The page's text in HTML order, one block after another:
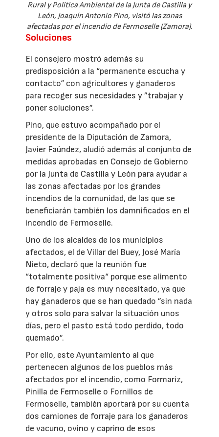
Rural y Política Ambiental de la Junta de Castilla y
León, Joaquín Antonio Pino, visitó las zonas
afectadas por el incendio de Fermoselle (Zamora).
Soluciones
El consejero mostró además su
predisposición a la “permanente escucha y
contacto“ con agricultores y ganaderos
para recoger sus necesidades y ”trabajar y
poner soluciones”.
Pino, que estuvo acompañado por el
presidente de la Diputación de Zamora,
Javier Faúndez, aludió además al conjunto de
medidas aprobadas en Consejo de Gobierno
por la Junta de Castilla y León para ayudar a
las zonas afectadas por los grandes
incendios de la comunidad, de las que se
beneficiarán también los damnificados en el
incendio de Fermoselle.
Uno de los alcaldes de los municipios
afectados, el de Villar del Buey, José María
Nieto, declaró que la reunión fue
“totalmente positiva“ porque ese alimento
de forraje y paja es muy necesitado, ya que
hay ganaderos que se han quedado ”sin nada
y otros solo para salvar la situación unos
días, pero el pasto está todo perdido, todo
quemado”.
Por ello, este Ayuntamiento al que
pertenecen algunos de los pueblos más
afectados por el incendio, como Formariz,
Pinilla de Fermoselle o Fornillos de
Fermoselle, también aportará por su cuenta
dos camiones de forraje para los ganaderos
de vacuno, ovino y caprino de esos